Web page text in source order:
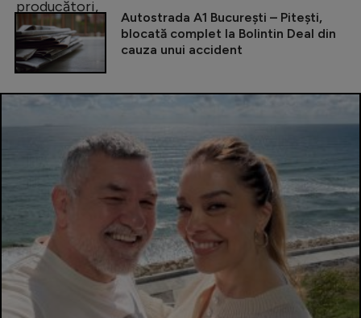
Autostrada A1 București – Pitești,
blocată complet la Bolintin Deal din
cauza unui accident